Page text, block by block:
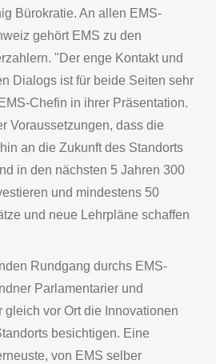
Bürokratie. An allen EMS-
gehört EMS zu den
"Der enge Kontakt und
Dialogs ist für beide Seiten sehr
Chefin in ihrer Präsentation.
Voraussetzungen, dass die
an die Zukunft des Standorts
in den nächsten 5 Jahren 300
und mindestens 50
und neue Lehrpläne schaffen
Rundgang durchs EMS-
Parlamentarier und
gleich vor Ort die Innovationen
besichtigen. Eine
von EMS selber